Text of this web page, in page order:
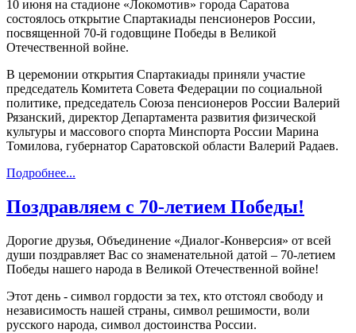
10 июня на стадионе «Локомотив» города Саратова
состоялось открытие Спартакиады пенсионеров России,
посвященной 70-й годовщине Победы в Великой
Отечественной войне.
В церемонии открытия Спартакиады приняли участие
председатель Комитета Совета Федерации по социальной
политике, председатель Союза пенсионеров России Валерий
Рязанский, директор Департамента развития физической
культуры и массового спорта Минспорта России Марина
Томилова, губернатор Саратовской области Валерий Радаев.
Подробнее...
Поздравляем с 70-летием Победы!
Дорогие друзья, Объединение «Диалог-Конверсия» от всей
души поздравляет Вас со знаменательной датой – 70-летием
Победы нашего народа в Великой Отечественной войне!
Этот день - символ гордости за тех, кто отстоял свободу и
независимость нашей страны, символ решимости, воли
русского народа, символ достоинства России.